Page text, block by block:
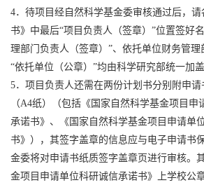
4．待项目经自然科学基金委审核通过后，请
书》中最后“项目负责人（签章）”位置签好
理部门负责人（签章）”、依托单位财务管
“依托单位（公章）”均由科学研究部统一加盖
5．项目负责人还需在两份计划书分别附申
（A4纸）（包括《国家自然科学基金项目申
承诺书》、《国家自然科学基金项目申请单
书》），其签字盖章的信息应与电子申请书
金委将对申请书纸质签字盖章页进行审核。
金项目申请单位科研诚信承诺书》上学校公